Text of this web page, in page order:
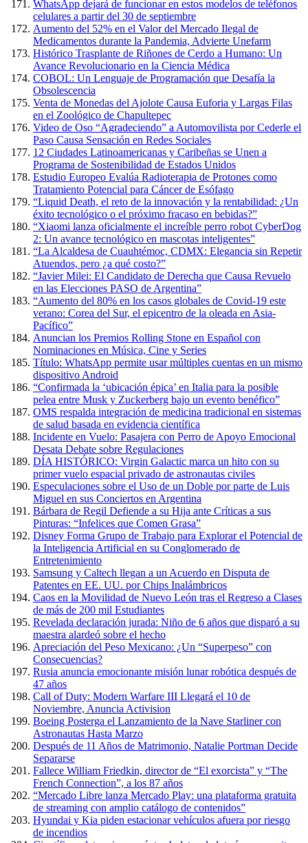
WhatsApp dejará de funcionar en estos modelos de teléfonos
celulares a partir del 30 de septiembre
Aumento del 52% en el Valor del Mercado Ilegal de
Medicamentos durante la Pandemia, Advierte Unefarm
Histórico Trasplante de Riñones de Cerdo a Humano: Un
Avance Revolucionario en la Ciencia Médica
COBOL: Un Lenguaje de Programación que Desafía la
Obsolescencia
Venta de Monedas del Ajolote Causa Euforia y Largas Filas
en el Zoológico de Chapultepec
Video de Oso “Agradeciendo” a Automovilista por Cederle el
Paso Causa Sensación en Redes Sociales
12 Ciudades Latinoamericanas y Caribeñas se Unen a
Programa de Sostenibilidad de Estados Unidos
Estudio Europeo Evalúa Radioterapia de Protones como
Tratamiento Potencial para Cáncer de Esófago
“Liquid Death, el reto de la innovación y la rentabilidad: ¿Un
éxito tecnológico o el próximo fracaso en bebidas?”
“Xiaomi lanza oficialmente el increíble perro robot CyberDog
2: Un avance tecnológico en mascotas inteligentes”
“La Alcaldesa de Cuauhtémoc, CDMX: Elegancia sin Repetir
Atuendos, pero ¿a qué costo?”
“Javier Milei: El Candidato de Derecha que Causa Revuelo
en las Elecciones PASO de Argentina”
“Aumento del 80% en los casos globales de Covid-19 este
verano: Corea del Sur, el epicentro de la oleada en Asia-
Pacífico”
Anuncian los Premios Rolling Stone en Español con
Nominaciones en Música, Cine y Series
Título: WhatsApp permite usar múltiples cuentas en un mismo
dispositivo Android
“Confirmada la ‘ubicación épica’ en Italia para la posible
pelea entre Musk y Zuckerberg bajo un evento benéfico”
OMS respalda integración de medicina tradicional en sistemas
de salud basada en evidencia científica
Incidente en Vuelo: Pasajera con Perro de Apoyo Emocional
Desata Debate sobre Regulaciones
DÍA HISTÓRICO: Virgin Galactic marca un hito con su
primer vuelo espacial privado de astronautas civiles
Especulaciones sobre el Uso de un Doble por parte de Luis
Miguel en sus Conciertos en Argentina
Bárbara de Regil Defiende a su Hija ante Críticas a sus
Pinturas: “Infelices que Comen Grasa”
Disney Forma Grupo de Trabajo para Explorar el Potencial de
la Inteligencia Artificial en su Conglomerado de
Entretenimiento
Samsung y Caltech llegan a un Acuerdo en Disputa de
Patentes en EE. UU. por Chips Inalámbricos
Caos en la Movilidad de Nuevo León tras el Regreso a Clases
de más de 200 mil Estudiantes
Revelada declaración jurada: Niño de 6 años que disparó a su
maestra alardeó sobre el hecho
Apreciación del Peso Mexicano: ¿Un “Superpeso” con
Consecuencias?
Rusia anuncia emocionante misión lunar robótica después de
47 años
Call of Duty: Modern Warfare III Llegará el 10 de
Noviembre, Anuncia Activision
Boeing Posterga el Lanzamiento de la Nave Starliner con
Astronautas Hasta Marzo
Después de 11 Años de Matrimonio, Natalie Portman Decide
Separarse
Fallece William Friedkin, director de “El exorcista” y “The
French Connection”, a los 87 años
“Mercado Libre lanza Mercado Play: una plataforma gratuita
de streaming con amplio catálogo de contenidos”
Hyundai y Kia piden estacionar vehículos afuera por riesgo
de incendios